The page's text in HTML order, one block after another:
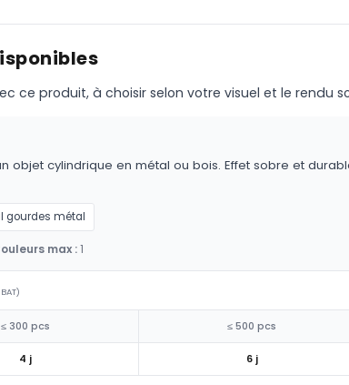
ce produit, à choisir selon votre visuel et le rendu
objet cylindrique en métal ou bois. Effet sobre et
gourdes métal
max :1
≤ 300 pcs ≤ 500 pcs
4 j 6 j